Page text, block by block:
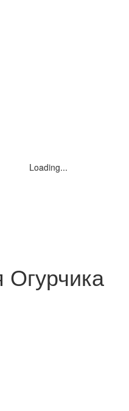
Loading...
Loading...
Loading...